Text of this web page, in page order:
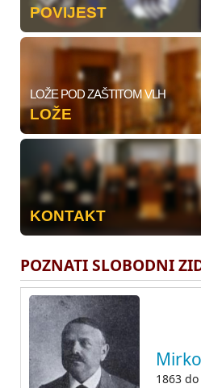
POVIJEST
LOŽE POD ZAŠTITOM VLH
LOŽE
KONTAKT
POZNATI SLOBODNI
1863 do